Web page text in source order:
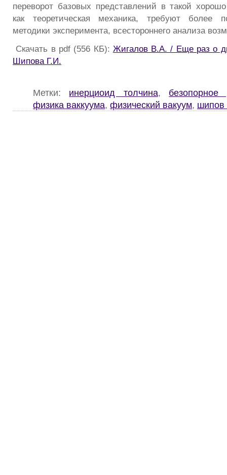
переворот базовых представлений в такой
как теоретическая механика, требуют более
методики эксперимента, всестороннего анализа
Скачать в pdf (556 КБ): Жигалов В.А. / Еще раз о
Шипова Г.И.
Метки: инерциоид толчина, безопорное
физика ваккуума, физический вакуум, шипов